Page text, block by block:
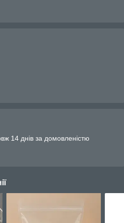
14 днів за домовленістю